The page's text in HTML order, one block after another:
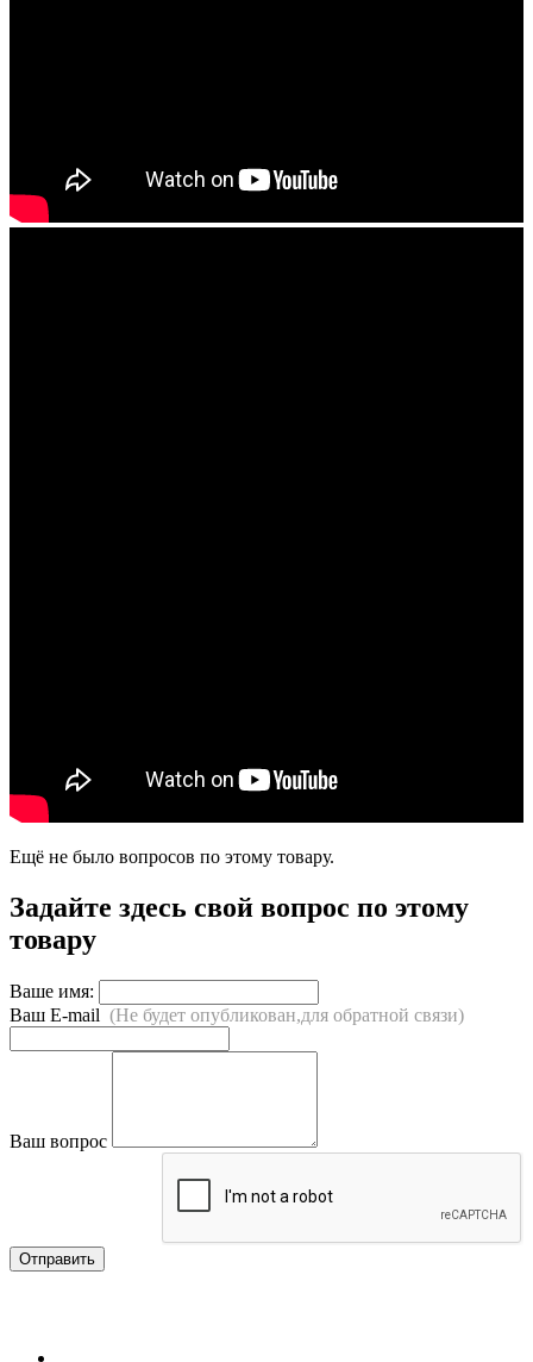
Ещё не было вопросов по этому товару.
Задайте здесь свой вопрос по этому
товару
Ваше имя:
Ваш E-mail (Не будет опубликован,для обратной связи)
Ваш вопрос
Отправить